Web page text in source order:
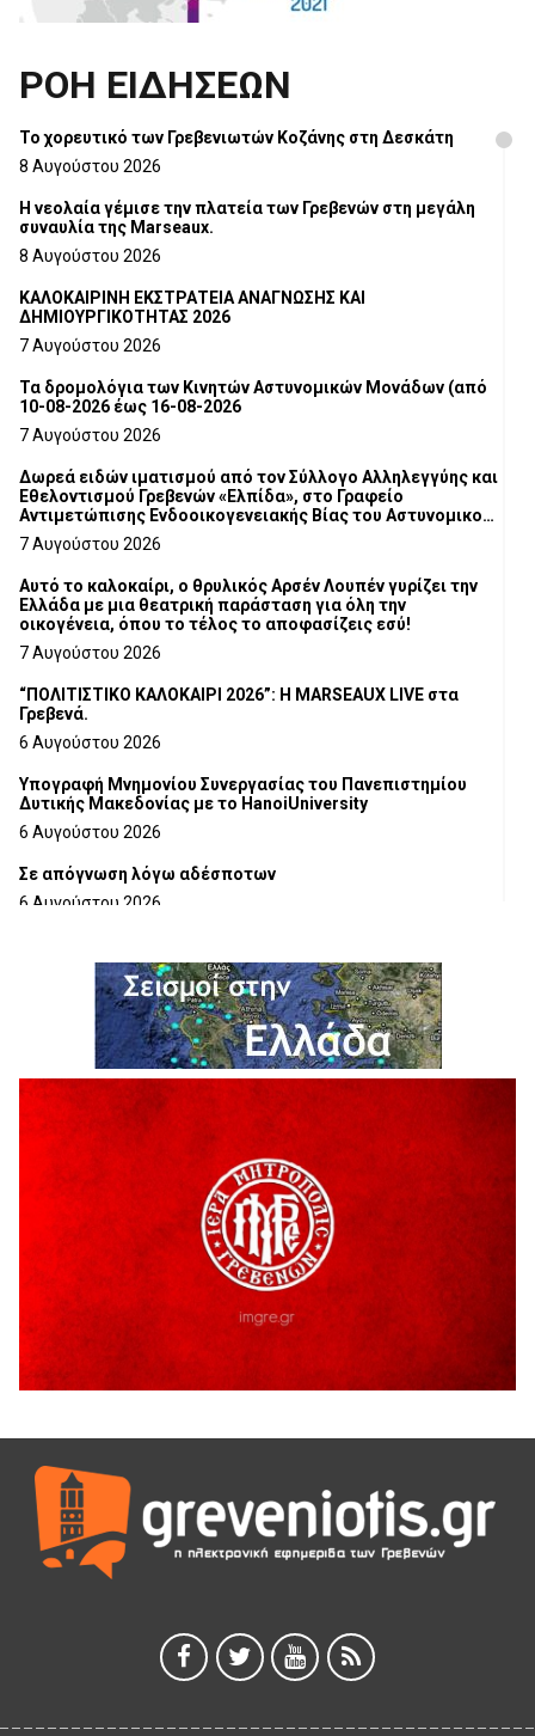
ΡΟΗ ΕΙΔΗΣΕΩΝ
Το χορευτικό των Γρεβενιωτών Κοζάνης στη Δεσκάτη
8 Αυγούστου 2026
Η νεολαία γέμισε την πλατεία των Γρεβενών στη μεγάλη
συναυλία της Marseaux.
8 Αυγούστου 2026
ΚΑΛΟΚΑΙΡΙΝΗ ΕΚΣΤΡΑΤΕΙΑ ΑΝΑΓΝΩΣΗΣ ΚΑΙ
ΔΗΜΙΟΥΡΓΙΚΟΤΗΤΑΣ 2026
7 Αυγούστου 2026
Τα δρομολόγια των Κινητών Αστυνομικών Μονάδων (από
10-08-2026 έως 16-08-2026
7 Αυγούστου 2026
Δωρεά ειδών ιματισμού από τον Σύλλογο Αλληλεγγύης και
Εθελοντισμού Γρεβενών «Ελπίδα», στο Γραφείο
Αντιμετώπισης Ενδοοικογενειακής Βίας του Αστυνομικού
Τμήματος Γρεβενών
7 Αυγούστου 2026
Αυτό το καλοκαίρι, ο θρυλικός Αρσέν Λουπέν γυρίζει την
Ελλάδα με μια θεατρική παράσταση για όλη την
οικογένεια, όπου το τέλος το αποφασίζεις εσύ!
7 Αυγούστου 2026
“ΠΟΛΙΤΙΣΤΙΚΟ ΚΑΛΟΚΑΙΡΙ 2026”: Η MARSEAUX LIVE στα
Γρεβενά.
6 Αυγούστου 2026
Υπογραφή Μνημονίου Συνεργασίας του Πανεπιστημίου
Δυτικής Μακεδονίας με το HanoiUniversity
6 Αυγούστου 2026
Σε απόγνωση λόγω αδέσποτων
6 Αυγούστου 2026
6 Αυγούστου 2026
Ολοκληρώνεται η ασφαλτόστρωση της οδού Περιβόλι –
6 Αυγούστου 2026
H παραδοχή λαθών είναι (και) δύναμη
5 Αυγούστου 2026
Ο ΑΝΔΡΕΑΣ ΑΣΛΑΝΙΔΗΣ ΣΥΝΕΧΙΖΕΙ ΣΤΟΝ ΠΡΩΤΕΑ
ΓΡΕΒΕΝΩΝ
5 Αυγούστου 2026
Ευχαριστήριο Εκπολιτιστικού Συλλόγου Ταξιάρχη προς κ.
Παρασχάκη Αθανάσιο
5 Αυγούστου 2026
Διακοπή υδροδότησης του Α΄ κλάδου ύδρευσης
5 Αυγούστου 2026
Θερινό Σινεμά στο πλαίσιο του «Πολιτιστικού
Καλοκαιριού 2026» με την βραβευμένη ταινία «Μικρές
Ανάσες».
5 Αυγούστου 2026
5 Αυγούστου 2026